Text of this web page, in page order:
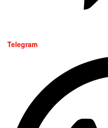
Telegram